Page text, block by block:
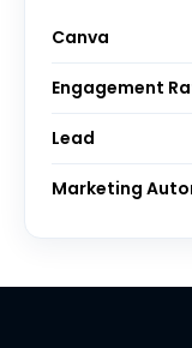
Canva
Engagement
Lead
Marketing